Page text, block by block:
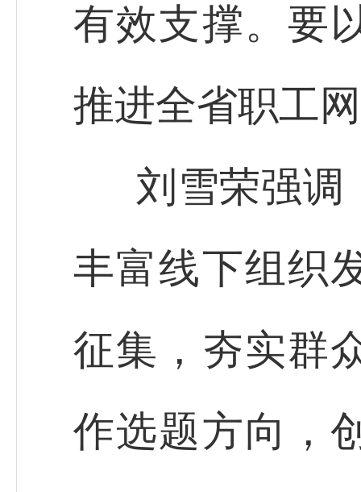
有效支撑。要
推进全省职工
刘雪荣强调
丰富线下组织
征集，夯实群
作选题方向，